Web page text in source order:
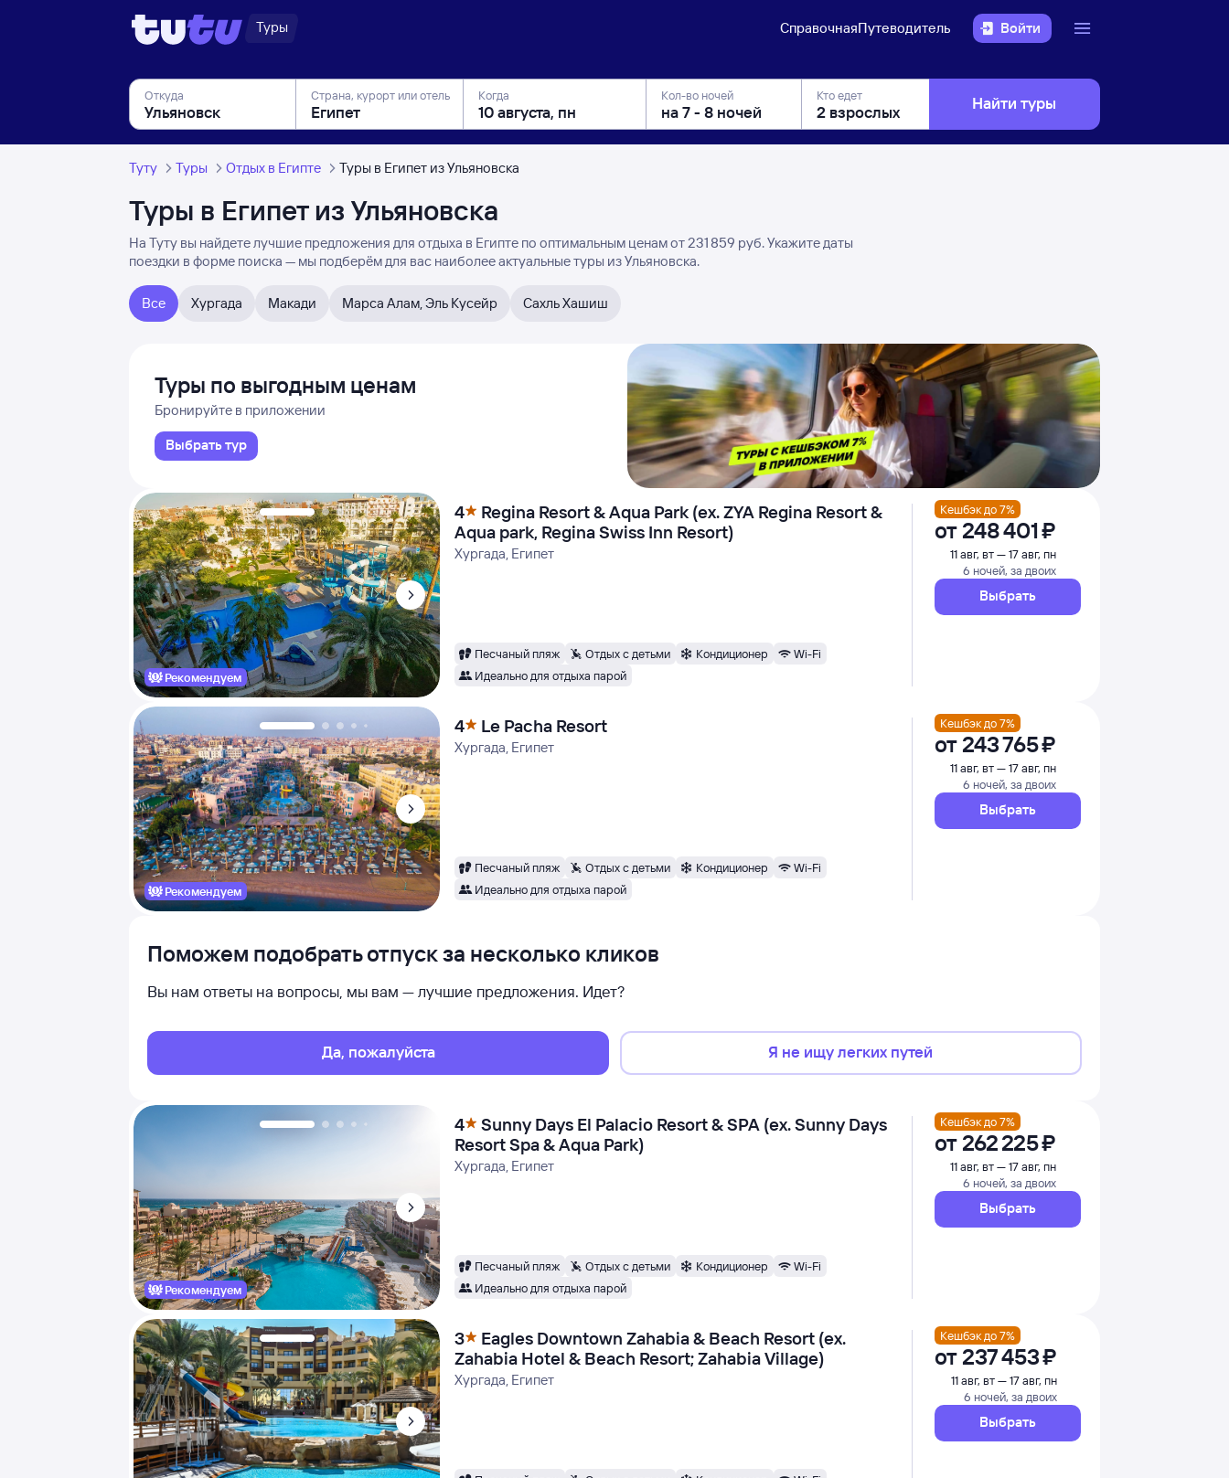
Туры СправочнаяПутеводитель Войти
Откуда Страна, курорт или отель Когда Кол-во ночей Кто едет Найти туры
Туту Туры Отдых в Египте Туры в Египет из Ульяновска
Туры в Египет из Ульяновска
На Туту вы найдете лучшие предложения для отдыха в Египте по оптимальным ценам от 231 ⁠859 руб. Укажите даты
поездки в форме поиска — мы подберём для вас наиболее актуальные туры из Ульяновска.
Все Хургада Макади Марса Алам, Эль Кусейр Сахль Хашиш
Туры по выгодным ценам
Бронируйте в приложении
Выбрать тур
Рекомендуем
4
Regina Resort & Aqua Park (ex. ZYA Regina Resort &
Aqua park, Regina Swiss Inn Resort)
Хургада, Египет
Песчаный пляж Отдых с детьми Кондиционер
Wi-Fi
Идеально для отдыха парой
Кешбэк до 7%
от 248 ⁠401 ⁠₽
11 авг, вт — 17 авг, пн
6 ночей, за двоих
Выбрать
Рекомендуем
4 Le Pacha Resort
Хургада, Египет
Песчаный пляж Отдых с детьми Кондиционер
Wi-Fi
Идеально для отдыха парой
Кешбэк до 7%
от 243 ⁠765 ⁠₽
11 авг, вт — 17 авг, пн
6 ночей, за двоих
Выбрать
Поможем подобрать отпуск за несколько кликов
Вы нам ответы на вопросы, мы вам — лучшие предложения. Идет?
Да, пожалуйста Я не ищу легких путей
Рекомендуем
4
Sunny Days El Palacio Resort & SPA (ex. Sunny Days
Resort Spa & Aqua Park)
Хургада, Египет
Песчаный пляж Отдых с детьми Кондиционер
Wi-Fi
Идеально для отдыха парой
Кешбэк до 7%
от 262 ⁠225 ⁠₽
11 авг, вт — 17 авг, пн
6 ночей, за двоих
Выбрать
3
Eagles Downtown Zahabia & Beach Resort (ex.
Zahabia Hotel & Beach Resort; Zahabia Village)
Хургада, Египет
Кешбэк до 7%
от 237 ⁠453 ⁠₽
11 авг, вт — 17 авг, пн
6 ночей, за двоих
Выбрать